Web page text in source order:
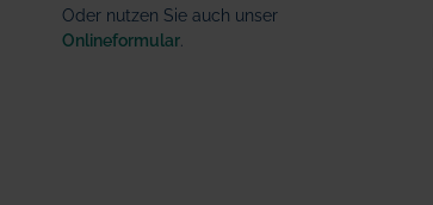
Oder nutzen Sie auch unser
Onlineformular.